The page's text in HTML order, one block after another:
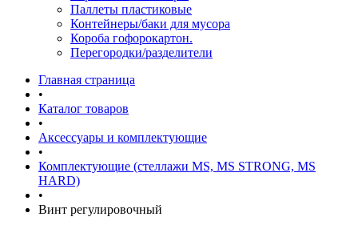
Паллеты пластиковые
Контейнеры/баки для мусора
Короба гофорокартон.
Перегородки/разделители
Главная страница
•
Каталог товаров
•
Аксессуары и комплектующие
•
Комплектующие (стеллажи MS, MS STRONG, MS
HARD)
•
Винт регулировочный